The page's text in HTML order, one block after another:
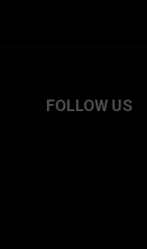
FOLLOW US